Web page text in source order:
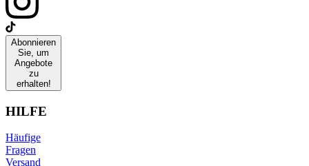
Abonnieren
Sie, um
Angebote
zu
erhalten!
HILFE
Häufige
Fragen
Versand